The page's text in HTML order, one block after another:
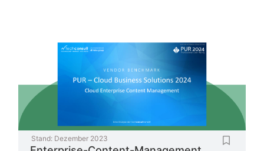
Stand: Dezember 2023